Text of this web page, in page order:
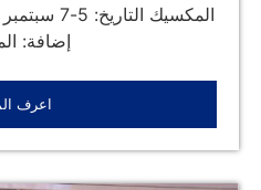
إضافة:
اعرف